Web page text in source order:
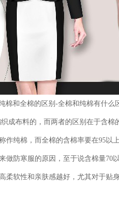
棉和全棉的区别 -全棉和纯棉有什么
成布料的，而两者的区别在于含
纯棉，而全棉的含棉率要在95以上
做防寒服的原因，至于说含棉量70
柔软性和亲肤感越好，尤其对于贴